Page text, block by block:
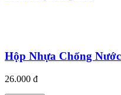
Hộp Nhựa Chống
26.000 đ